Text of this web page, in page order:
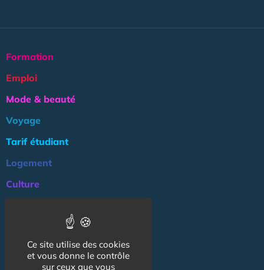
Formation
Emploi
Mode & beauté
Voyage
Tarif étudiant
Logement
Culture
NOS AUTRES SITES :
Ce site utilise des cookies
et vous donne le contrôle
sur ceux que vous